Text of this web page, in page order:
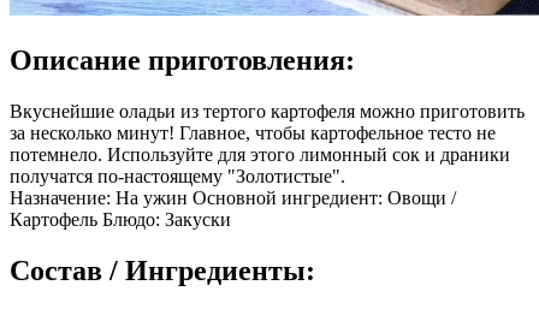
Описание приготовления:
Вкуснейшие оладьи из тертого картофеля можно приготовить
за несколько минут! Главное, чтобы картофельное тесто не
потемнело. Используйте для этого лимонный сок и драники
получатся по-настоящему "Золотистые".
Назначение: На ужин Основной ингредиент: Овощи /
Картофель Блюдо: Закуски
Состав / Ингредиенты: